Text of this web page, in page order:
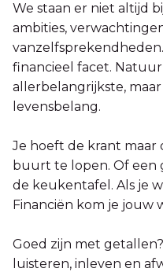
We staan er niet altijd
ambities,
financieel facet.
allerbelangrijkste,
levensbelang.
Je hoeft de krant maar
buurt te lopen. Of een
de keukentafel. Als je
Financiën kom je jouw
Goed zijn met
luisteren, inleven en